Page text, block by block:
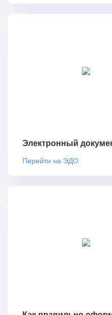
Электронный
Перейти на ЭДО